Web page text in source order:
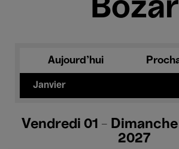
Bozar
Aujourd'hui
Janvier
Vendredi 01 -
2027